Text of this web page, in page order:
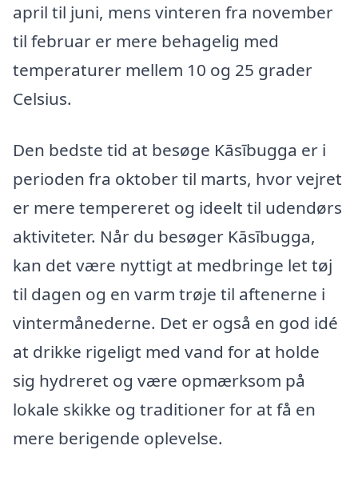
april til juni, mens vinteren fra november
til februar er mere behagelig med
temperaturer mellem 10 og 25 grader
Celsius.
Den bedste tid at besøge Kāsībugga er i
perioden fra oktober til marts, hvor vejret
er mere tempereret og ideelt til udendørs
aktiviteter. Når du besøger Kāsībugga,
kan det være nyttigt at medbringe let tøj
til dagen og en varm trøje til aftenerne i
vintermånederne. Det er også en god idé
at drikke rigeligt med vand for at holde
sig hydreret og være opmærksom på
lokale skikke og traditioner for at få en
mere berigende oplevelse.